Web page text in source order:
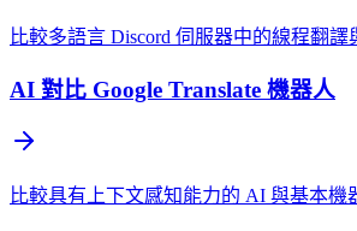
比較多語言 Discord 伺服器中的線程翻
AI 對比 Google Translate 機器人
比較具有上下文感知能力的 AI 與基本機